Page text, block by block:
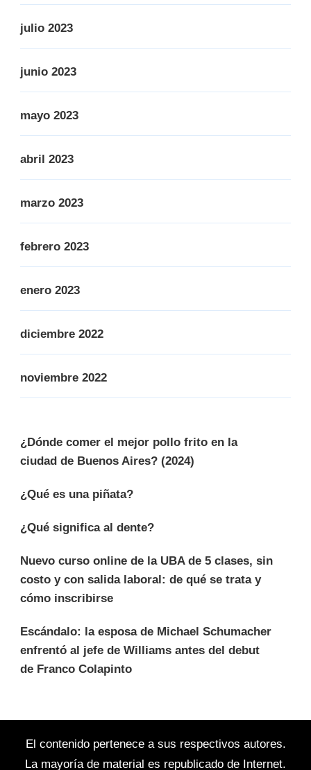
julio 2023
junio 2023
mayo 2023
abril 2023
marzo 2023
febrero 2023
enero 2023
diciembre 2022
noviembre 2022
¿Dónde comer el mejor pollo frito en la
ciudad de Buenos Aires? (2024)
¿Qué es una piñata?
¿Qué significa al dente?
Nuevo curso online de la UBA de 5 clases, sin
costo y con salida laboral: de qué se trata y
cómo inscribirse
Escándalo: la esposa de Michael Schumacher
enfrentó al jefe de Williams antes del debut
de Franco Colapinto
El contenido pertenece a sus respectivos autores.
La mayoría de material es republicado de Internet.